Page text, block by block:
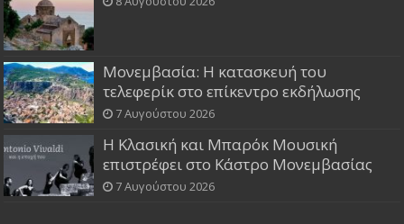
Μονεμβασία: Η κατασκευή του
τελεφερίκ στο επίκεντρο εκδήλωσης
7 Αυγούστου 2026
Η Κλασική και Μπαρόκ Μουσική
επιστρέφει στο Κάστρο Μονεμβασίας
7 Αυγούστου 2026